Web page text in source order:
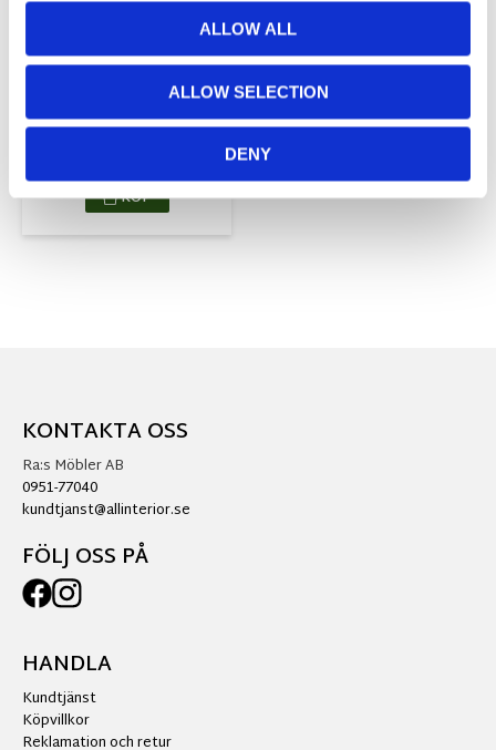
ALLOW ALL
ALLOW SELECTION
DENY
Tyra
Kappmetervara
60cm - Enkel Kanal
KÖP
KONTAKTA OSS
Ra:s Möbler AB
0951-77040
kundtjanst@allinterior.se
FÖLJ OSS PÅ
HANDLA
Kundtjänst
Köpvillkor
Reklamation och retur